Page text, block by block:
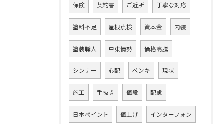
保険 契約書 ご近所 丁寧な対応
塗料不足 屋根点検 資本金 内装
塗装職人 中東情勢 価格高騰
シンナー 心配 ペンキ 現状
施工 手抜き 値段 配慮
日本ペイント 値上げ インターフォン